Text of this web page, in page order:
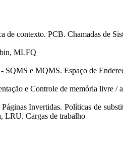
de contexto. PCB. Chamadas de
MLFQ
e MQMS. Espaço de
e Controle de memória livre /
Invertidas. Políticas de
LRU. Cargas de trabalho